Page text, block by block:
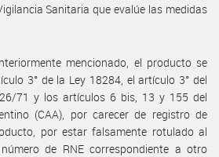
Sanitaria que evalúe las medidas
mencionado, el producto se
3° de la Ley 18284, el artículo 3° del
71 y los artículos 6 bis, 13 y 155 del
(CAA), por carecer de registro de
por estar falsamente rotulado al
de RNE correspondiente a otro